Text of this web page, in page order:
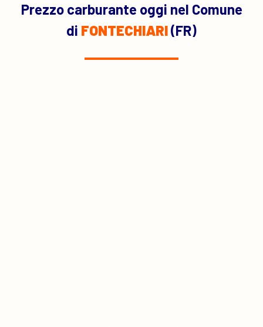
Prezzo carburante oggi nel Comune
di FONTECHIARI(FR)